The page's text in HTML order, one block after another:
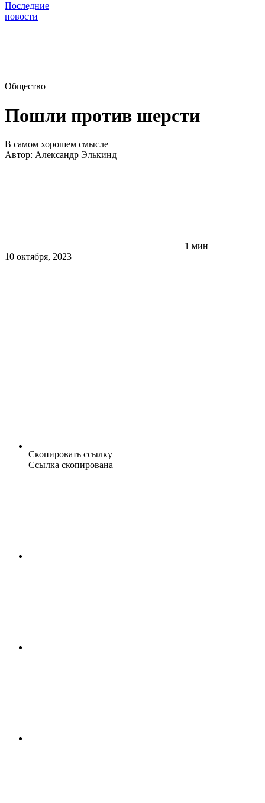
Последние
новости
Общество
Пошли против шерсти
В самом хорошем смысле
Автор: Александр Элькинд
1 мин
10 октября, 2023
Скопировать ссылку
Ссылка скопирована